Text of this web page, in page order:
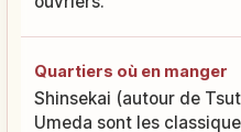
Quartiers où en manger
Shinsekai (autour de
Umeda sont les